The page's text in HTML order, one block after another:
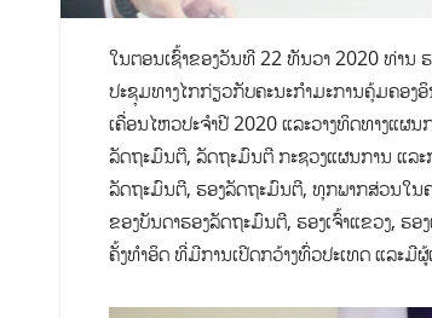
ໃນຕອນເຊົ້າຂອງວັນທີ 22 ທັນວາ 2020 ທ່ານ
ປະຊຸມທາງໄກກ່ຽວກັບຄະນະກຳມະການຄຸ້ມຄອງ
ເຄື່ອນໄຫວປະຈຳປີ 2020 ແລະວາງທິດທາງແຜ
ລັດຖະມົນຕີ, ລັດຖະມົນຕີ ກະຊວງແຜນການ ແລະ
ລັດຖະມົນຕີ, ຮອງລັດຖະມົນຕີ, ທຸກພາກສ່ວນໃນ
ຂອງບັນດາຮອງລັດຖະມົນຕີ, ຮອງເຈົ້າແຂວງ, ຮອ
ຄັ້ງທຳອິດ ທີ່ມີການເປີດກວ້າງທົ່ວປະເທດ ແລະ